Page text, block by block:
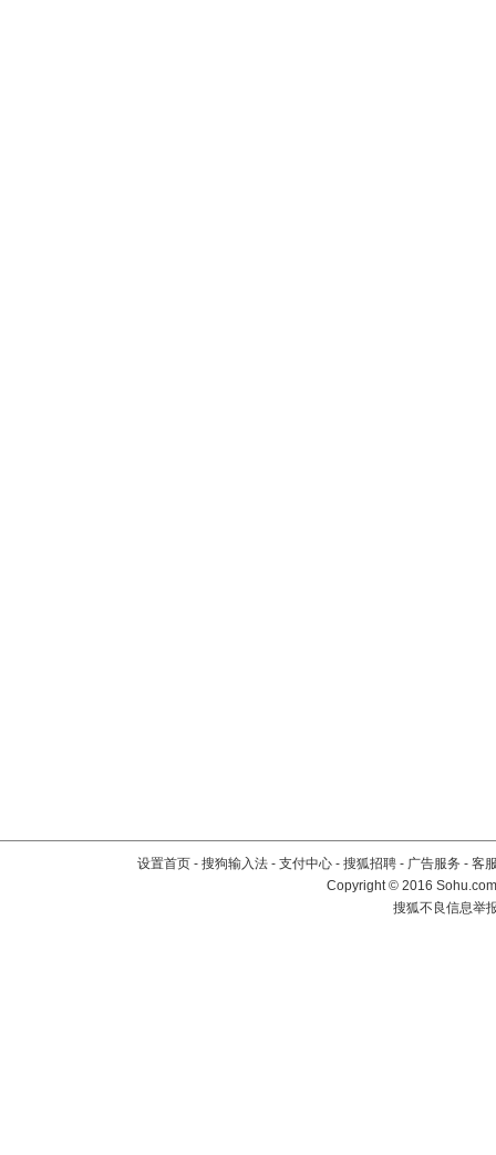
设置首页 - 搜狗输入法 - 支付中心 - 搜狐招聘 - 广告服务 - 客
Copyright©2016
搜狐不良信息举